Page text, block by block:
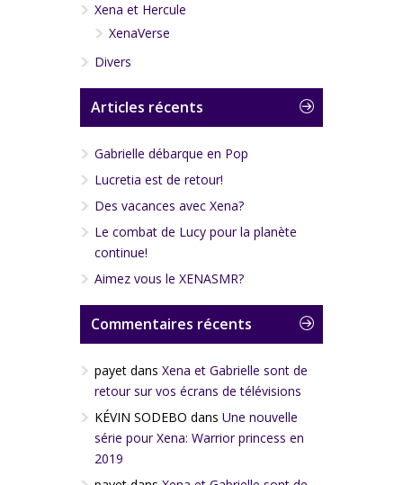
Xena et Hercule
XenaVerse
Divers
Articles récents
Gabrielle débarque en Pop
Lucretia est de retour!
Des vacances avec Xena?
Le combat de Lucy pour la planète
continue!
Aimez vous le XENASMR?
Commentaires récents
payet dans Xena et Gabrielle sont de
retour sur vos écrans de télévisions
KÉVIN SODEBO dans Une nouvelle
série pour Xena: Warrior princess en
2019